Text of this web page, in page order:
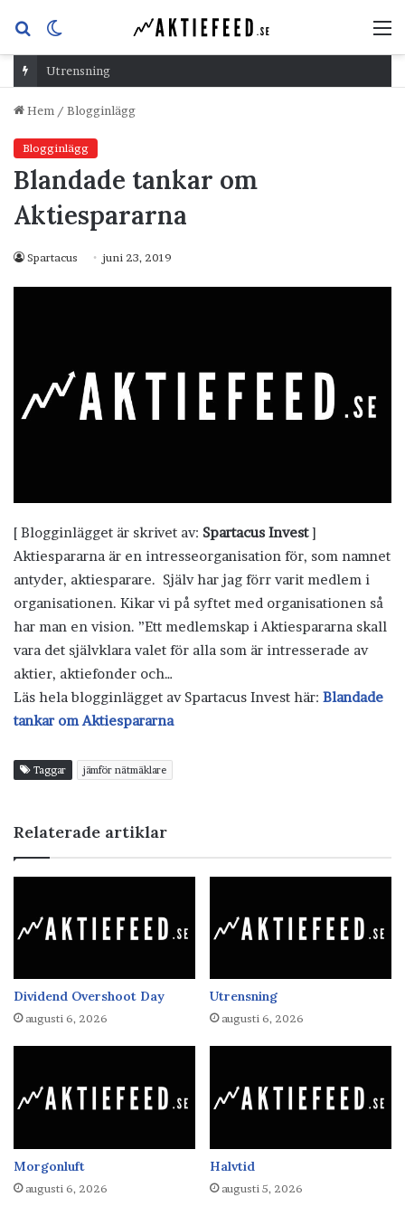
Sök
efterskin
Utrensning
Hem / Blogginlägg
Blogginlägg
Blandade tankar om
Aktiespararna
Spartacus juni 23, 2019
[ Blogginlägget är skrivet av: Spartacus Invest]
Aktiespararna är en intresseorganisation för, som namnet
antyder, aktiesparare. Själv har jag förr varit medlem i
organisationen. Kikar vi på syftet med organisationen så
har man en vision. ”Ett medlemskap i Aktiespararna skall
vara det självklara valet för alla som är intresserade av
aktier, aktiefonder och…
Läs hela blogginlägget av Spartacus Invest här: Blandade
tankar om Aktiespararna
Taggar jämför nätmäklare
Relaterade artiklar
Dividend Overshoot Day
augusti 6, 2026
Utrensning
augusti 6, 2026
Morgonluft
augusti 6, 2026
Halvtid
augusti 5, 2026